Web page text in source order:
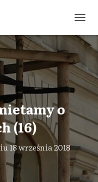
R
Z
Ł
Ą
C
W
G
A
C
J
Ę
o
(16)
18 września 2018